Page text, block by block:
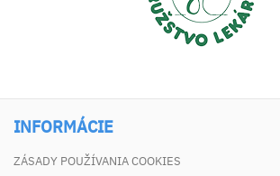
INFORMÁCIE
ZÁSADY POUŽÍVANIA COOKIES